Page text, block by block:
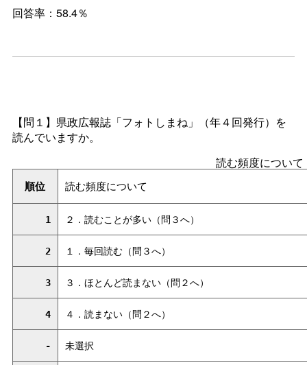
回答率：58.4％
【問１】県政広報誌「フォトしまね」（年４回発行）を
読んでいますか。
読む頻度について
順位 読む頻度について
1 ２．読むことが多い（問３へ）
2 １．毎回読む（問３へ）
3 ３．ほとんど読まない（問２へ）
4 ４．読まない（問２へ）
- 未選択